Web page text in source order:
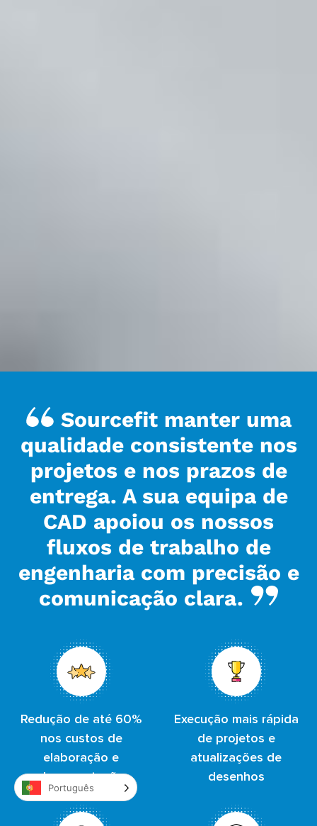
Sourcefit manter uma
qualidade consistente nos
projetos e nos prazos de
entrega. A sua equipa de
CAD apoiou os nossos
fluxos de trabalho de
engenharia com precisão e
comunicação clara.
Redução de até 60%
nos custos de
elaboração e
documentação
Execução mais rápida
de projetos e
atualizações de
desenhos
Português